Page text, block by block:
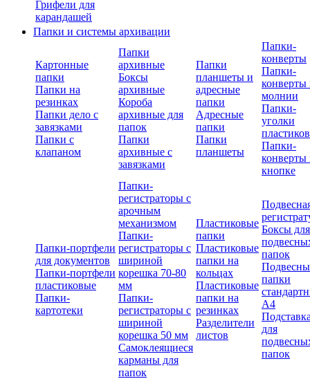
Грифели для
карандашей
Папки и системы архивации
Картонные
папки
Папки на
резинках
Папки дело с
завязками
Папки с
клапаном
Папки
архивные
Боксы
архивные
Короба
архивные для
папок
Папки
архивные с
завязками
Папки
планшеты и
адресные
папки
Адресные
папки
Папки
планшеты
Папки-
конверты
Папки-
конверты
молнии
Папки-
уголки
Папки-
конверты
кнопке
Папки-портфели
для документов
Папки-портфели
пластиковые
Папки-
картотеки
Папки-
регистраторы с
арочным
механизмом
Папки-
регистраторы с
шириной
корешка 70-80
мм
Папки-
регистраторы с
шириной
корешка 50 мм
Самоклеящиеся
карманы для
папок
Пластиковые
папки
Пластиковые
папки на
кольцах
Пластиковые
папки на
резинках
Разделители
листов
Боксы для
папок
папки
А4
для
папок